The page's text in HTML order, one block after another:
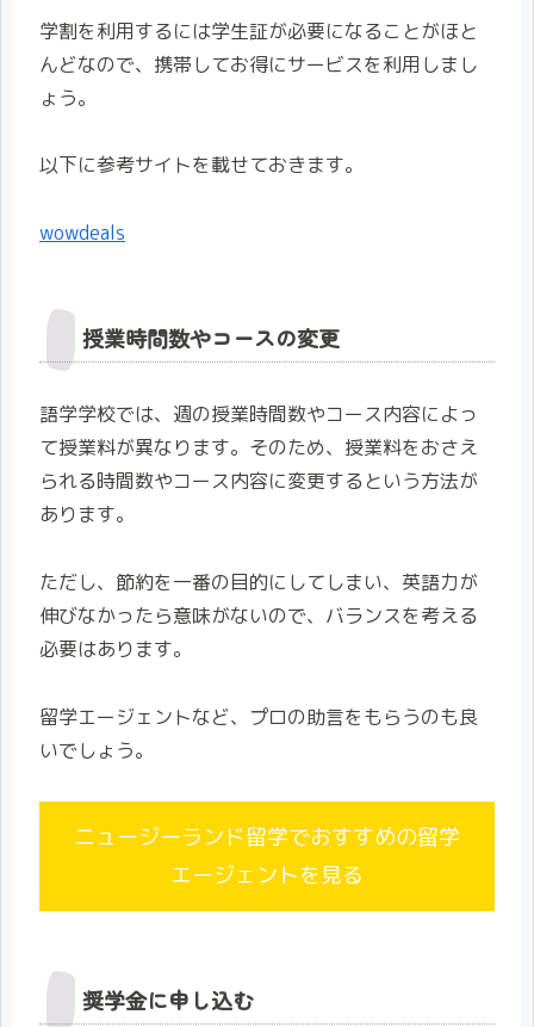
学割を利用するには学生証が必要になることがほと
んどなので、携帯してお得にサービスを利用しまし
ょう。
以下に参考サイトを載せておきます。
wowdeals
授業時間数やコースの変更
語学学校では、週の授業時間数やコース内容によっ
て授業料が異なります。そのため、授業料をおさえ
られる時間数やコース内容に変更するという方法が
あります。
ただし、節約を一番の目的にしてしまい、英語力が
伸びなかったら意味がないので、バランスを考える
必要はあります。
留学エージェントなど、プロの助言をもらうのも良
いでしょう。
ニュージーランド留学でおすすめの留学
エージェントを見る
奨学金に申し込む